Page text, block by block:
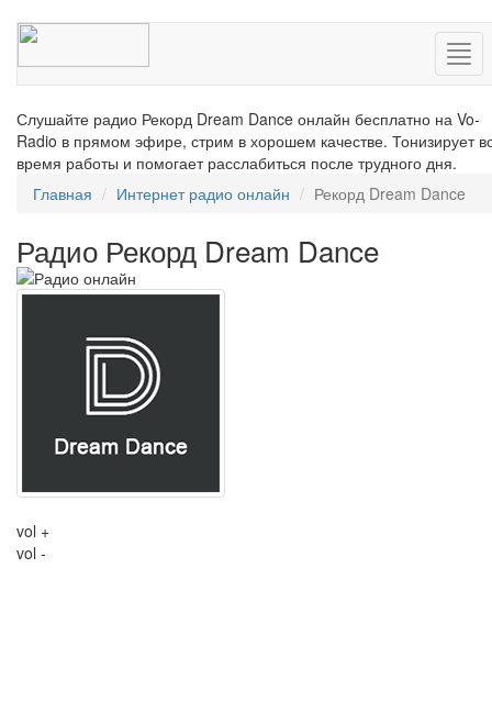
Слушайте радио Рекорд Dream Dance онлайн бесплатно на Vo-
Radio в прямом эфире, стрим в хорошем качестве. Тонизирует
время работы и помогает расслабиться после трудного дня.
Главная
Интернет радио онлайн Рекорд Dream Dance
Радио Рекорд Dream Dance
vol +
vol -